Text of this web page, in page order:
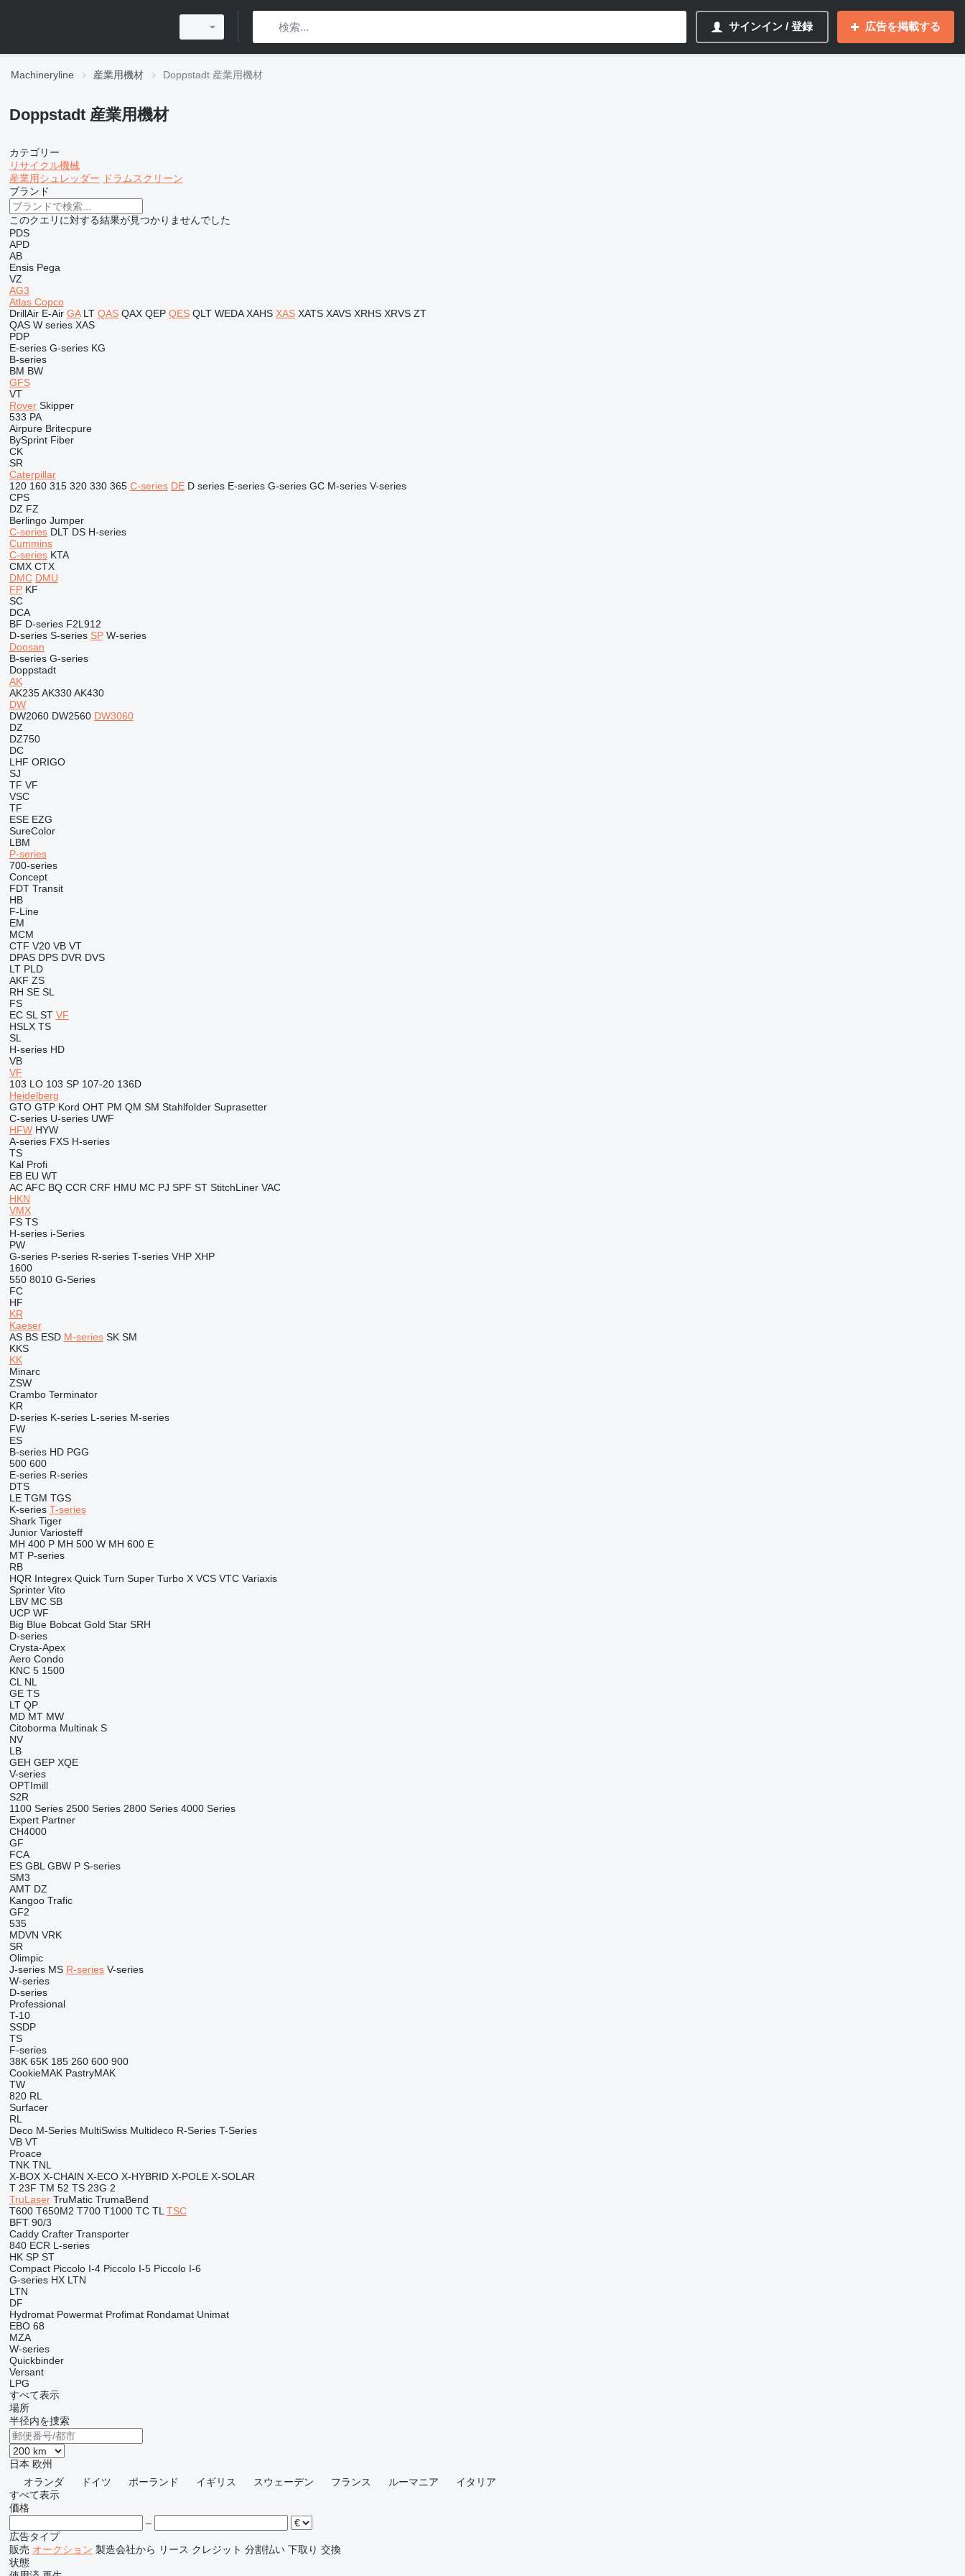
サインイン / 登録 広告を掲載する
Machineryline 産業用機材 Doppstadt 産業用機材
Doppstadt 産業用機材
カテゴリー
リサイクル機械
産業用シュレッダー
ドラムスクリーン
ブランド
このクエリに対する結果が見つかりませんでした
PDS
APD
AB
Ensis Pega
VZ
AG3
Atlas Copco
DrillAir E-Air GA LT QAS QAX QEP QES QLT WEDA XAHS XAS XATS XAVS XRHS XRVS ZT
QAS W series XAS
PDP
E-series G-series KG
B-series
BM BW
GFS
VT
Rover Skipper
533 PA
Airpure Britecpure
BySprint Fiber
CK
SR
Caterpillar
120 160 315 320 330 365 C-series DE D series E-series G-series GC M-series V-series
CPS
DZ FZ
Berlingo Jumper
C-series DLT DS H-series
Cummins
C-series KTA
CMX CTX
DMC DMU
FP KF
SC
DCA
BF D-series F2L912
D-series S-series SP W-series
Doosan
B-series G-series
Doppstadt
AK
AK235 AK330 AK430
DW
DW2060 DW2560 DW3060
DZ
DZ750
DC
LHF ORIGO
SJ
TF VF
VSC
TF
ESE EZG
SureColor
LBM
P-series
700-series
Concept
FDT Transit
HB
F-Line
EM
MCM
CTF V20 VB VT
DPAS DPS DVR DVS
LT PLD
AKF ZS
RH SE SL
FS
EC SL ST VF
HSLX TS
SL
H-series HD
VB
VF
103 LO 103 SP 107-20 136D
Heidelberg
GTO GTP Kord OHT PM QM SM Stahlfolder Suprasetter
C-series U-series UWF
HFW HYW
A-series FXS H-series
TS
Kal Profi
EB EU WT
AC AFC BQ CCR CRF HMU MC PJ SPF ST StitchLiner VAC
HKN
VMX
FS TS
H-series i-Series
PW
G-series P-series R-series T-series VHP XHP
1600
550 8010 G-Series
FC
HF
KR
Kaeser
AS BS ESD M-series SK SM
KKS
KK
Minarc
ZSW
Crambo Terminator
KR
D-series K-series L-series M-series
FW
ES
B-series HD PGG
500 600
E-series R-series
DTS
LE TGM TGS
K-series T-series
Shark Tiger
Junior Variosteff
MH 400 P MH 500 W MH 600 E
MT P-series
RB
HQR Integrex Quick Turn Super Turbo X VCS VTC Variaxis
Sprinter Vito
LBV MC SB
UCP WF
Big Blue Bobcat Gold Star SRH
D-series
Crysta-Apex
Aero Condo
KNC 5 1500
CL NL
GE TS
LT QP
MD MT MW
Citoborma Multinak S
NV
LB
GEH GEP XQE
V-series
OPTImill
S2R
1100 Series 2500 Series 2800 Series 4000 Series
Expert Partner
CH4000
GF
FCA
ES GBL GBW P S-series
SM3
AMT DZ
Kangoo Trafic
GF2
535
MDVN VRK
SR
Olimpic
J-series MS R-series V-series
W-series
D-series
Professional
T-10
SSDP
TS
F-series
38K 65K 185 260 600 900
CookieMAK PastryMAK
TW
820 RL
Surfacer
RL
Deco M-Series MultiSwiss Multideco R-Series T-Series
VB VT
Proace
TNK TNL
X-BOX X-CHAIN X-ECO X-HYBRID X-POLE X-SOLAR
T 23F TM 52 TS 23G 2
TruLaser TruMatic TrumaBend
T600 T650M2 T700 T1000 TC TL TSC
BFT 90/3
Caddy Crafter Transporter
840 ECR L-series
HK SP ST
Compact Piccolo I-4 Piccolo I-5 Piccolo I-6
G-series HX LTN
LTN
DF
Hydromat Powermat Profimat Rondamat Unimat
EBO 68
MZA
W-series
Quickbinder
Versant
LPG
すべて表示
場所
半径内を捜索
日本 欧州
オランダ
ドイツ ポーランド イギリス スウェーデン フランス ルーマニア
イタリア
すべて表示
価格
–
広告タイプ
販売 オークション 製造会社から リース クレジット 分割払い 下取り 交換
状態